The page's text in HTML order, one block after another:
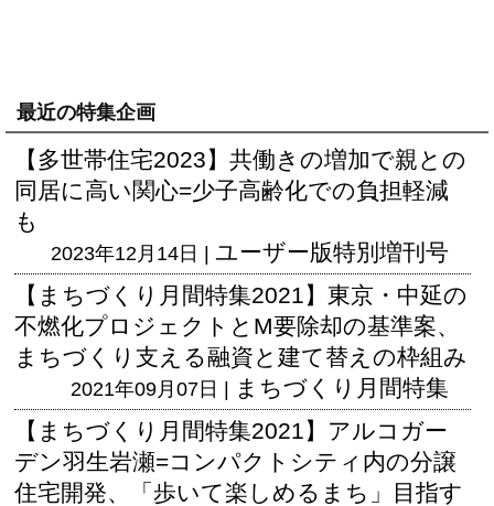
最近の特集企画
【多世帯住宅2023】共働きの増加で親との
同居に高い関心=少子高齢化での負担軽減
も
2023年12月14日 | ユーザー版特別増刊号
【まちづくり月間特集2021】東京・中延の
不燃化プロジェクトとM要除却の基準案、
まちづくり支える融資と建て替えの枠組み
2021年09月07日 | まちづくり月間特集
【まちづくり月間特集2021】アルコガー
デン羽生岩瀬=コンパクトシティ内の分譲
住宅開発、「歩いて楽しめるまち」目指す